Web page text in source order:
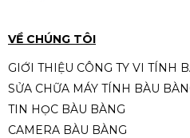
VỀ CHÚNG TÔI
GIỚI THIỆU CÔNG TY VI TÍNH
SỬA CHỮA MÁY TÍNH BÀU
TIN HỌC BÀU BÀNG
CAMERA BÀU BÀNG